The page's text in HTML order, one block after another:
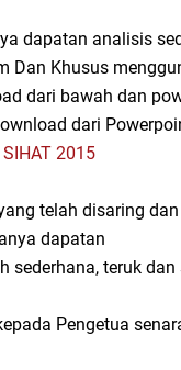
dapatan analisis
Dan Khusus
dari bawah dan
dari
2015
telah disaring
dapatan
teruk dan
Pengetua